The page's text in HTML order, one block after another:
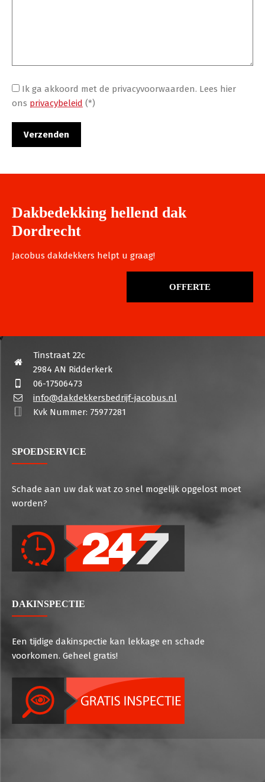
Ik ga akkoord met de privacyvoorwaarden. Lees hier
ons privacybeleid (*)
Dakbedekking hellend dak
Dordrecht
Jacobus dakdekkers helpt u graag!
OFFERTE
Tinstraat 22c
2984 AN Ridderkerk
06-17506473
info@dakdekkersbedrijf-jacobus.nl
Kvk Nummer: 75977281
SPOEDSERVICE
Schade aan uw dak wat zo snel mogelijk opgelost moet
worden?
DAKINSPECTIE
Een tijdige dakinspectie kan lekkage en schade
voorkomen. Geheel gratis!